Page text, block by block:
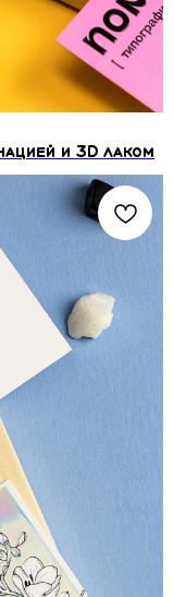
и 3D лаком